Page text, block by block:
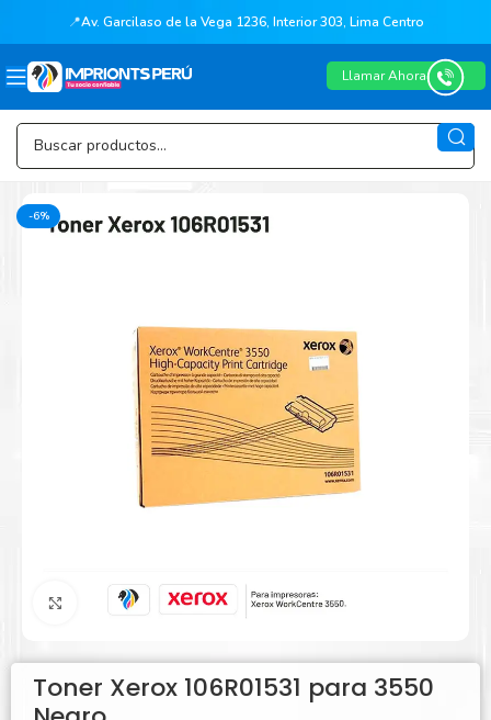
📍Av. Garcilaso de la Vega 1236, Interior 303, Lima Centro
Llamar Ahora
-6%
Agrandar
Toner Xerox 106R01531 para 3550